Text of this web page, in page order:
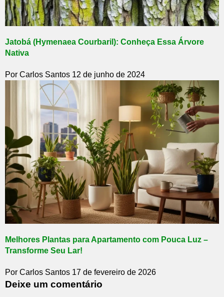
Jatobá (Hymenaea Courbaril): Conheça Essa Árvore
Nativa
Por Carlos Santos 12 de junho de 2024
Melhores Plantas para Apartamento com Pouca Luz –
Transforme Seu Lar!
Por Carlos Santos 17 de fevereiro de 2026
Deixe um comentário